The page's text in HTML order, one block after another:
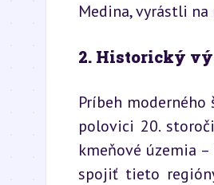
Medina, vyrástli
2. Historický
Príbeh
polovici 20.
kmeňové územia
spojiť tieto